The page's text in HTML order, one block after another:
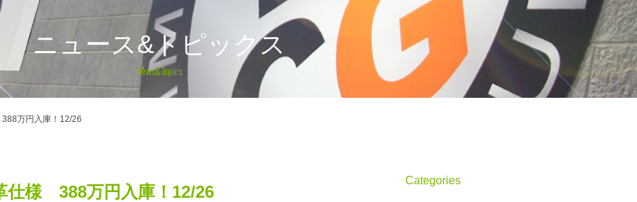
ニュース&トピックス
News&Topics
万円入庫！12/26
仕様 388万円入庫！12/26
Categories